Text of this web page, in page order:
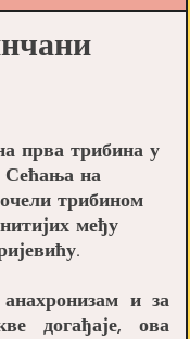
прва трибина у
Сећања на
трибином
међу
и за
догађаје, ова